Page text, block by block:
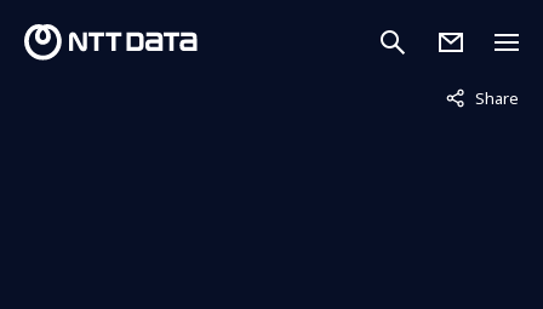
Share
非表示中